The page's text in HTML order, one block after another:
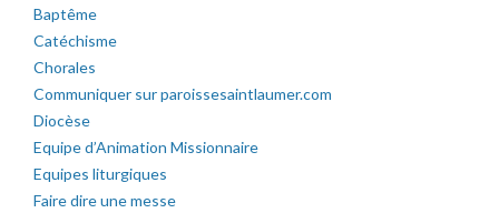
Baptême
Catéchisme
Chorales
Communiquer sur paroissesaintlaumer.com
Diocèse
Equipe d’Animation Missionnaire
Equipes liturgiques
Faire dire une messe